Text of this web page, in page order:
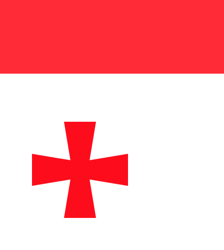
identificar bancos e instituições financeiras. Você